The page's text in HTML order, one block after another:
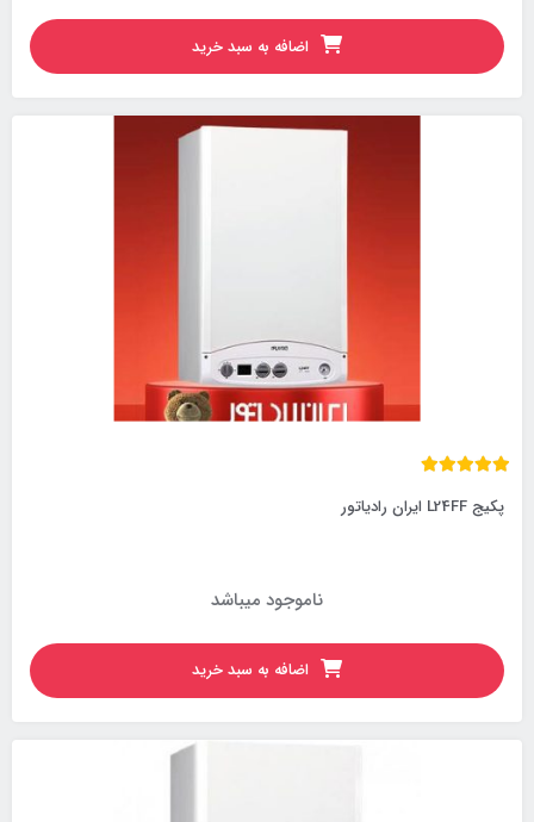
اضافه به سبد خرید
پکیج L24FF ایران رادیاتور
ناموجود میباشد
اضافه به سبد خرید